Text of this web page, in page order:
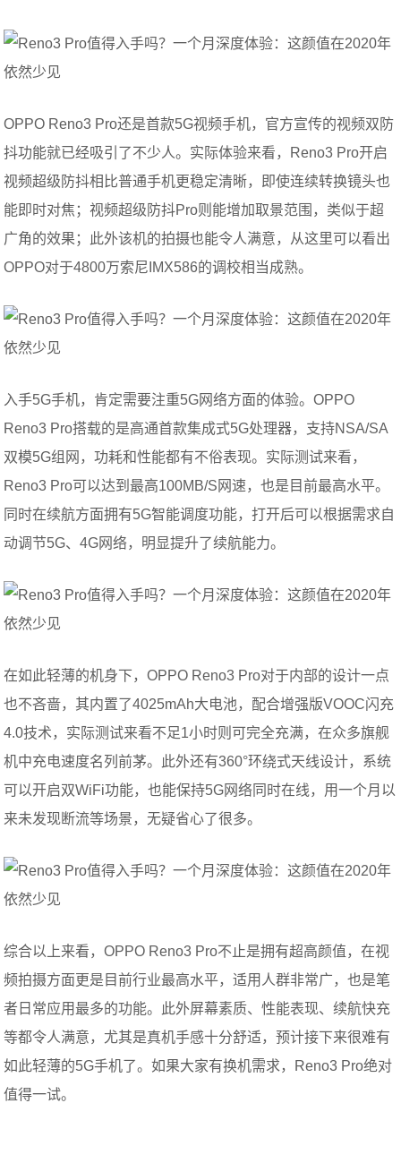
OPPO Reno3 Pro还是首款5G视频手机，官方宣传的视频双防
抖功能就已经吸引了不少人。实际体验来看，Reno3 Pro开启
视频超级防抖相比普通手机更稳定清晰，即使连续转换镜头也
能即时对焦；视频超级防抖Pro则能增加取景范围，类似于超
广角的效果；此外该机的拍摄也能令人满意，从这里可以看出
OPPO对于4800万索尼IMX586的调校相当成熟。
入手5G手机，肯定需要注重5G网络方面的体验。OPPO
Reno3 Pro搭载的是高通首款集成式5G处理器，支持NSA/SA
双模5G组网，功耗和性能都有不俗表现。实际测试来看，
Reno3 Pro可以达到最高100MB/S网速，也是目前最高水平。
同时在续航方面拥有5G智能调度功能，打开后可以根据需求自
动调节5G、4G网络，明显提升了续航能力。
在如此轻薄的机身下，OPPO Reno3 Pro对于内部的设计一点
也不吝啬，其内置了4025mAh大电池，配合增强版VOOC闪充
4.0技术，实际测试来看不足1小时则可完全充满，在众多旗舰
机中充电速度名列前茅。此外还有360°环绕式天线设计，系统
可以开启双WiFi功能，也能保持5G网络同时在线，用一个月以
来未发现断流等场景，无疑省心了很多。
综合以上来看，OPPO Reno3 Pro不止是拥有超高颜值，在视
频拍摄方面更是目前行业最高水平，适用人群非常广，也是笔
者日常应用最多的功能。此外屏幕素质、性能表现、续航快充
等都令人满意，尤其是真机手感十分舒适，预计接下来很难有
如此轻薄的5G手机了。如果大家有换机需求，Reno3 Pro绝对
值得一试。